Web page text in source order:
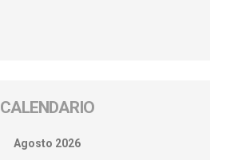
CALENDARIO
Agosto 2026